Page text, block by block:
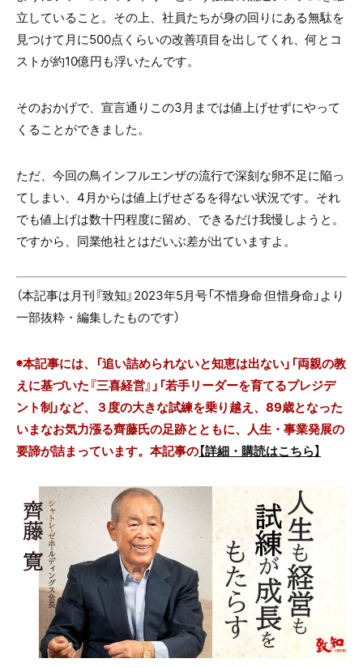
立していること。その上、社員たちが身の回りにある無駄を
見つけて月に500点くらいの改善項目を出してくれ、何とコ
ストが約10億円も浮いたんです。
そのおかげで、宣言通りこの3月までは値上げせずにやって
くることができました。
ただ、今回の鳥インフルエンザの流行で深刻な卵不足に陥っ
てしまい、4月からは値上げせざるを得ない状況です。それ
でも値上げは数十円程度に留め、できるだけ我慢しようと。
ですから、同業他社とはだいぶ差が出ていますよ。
（本記事は月刊『致知』2023年5月号「不惜身命 但惜身命」より
一部抜粋・編集したものです）
◉本記事には、「追い詰められないと知恵は出ない」「両親の教
えに基づいた『三喜経営』」「若手リーダーを育てるプレジデ
ント制」など、３度の大きな試練を乗り越え、89歳となった
いまなお気力漲る齊藤氏の足跡とともに、人生・事業発展の
要諦が詰まっています。本記事の【詳細・購読はこちら】